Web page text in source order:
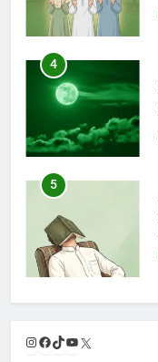
4
5
6
Instagram
Facebook
TikTok
YouTube